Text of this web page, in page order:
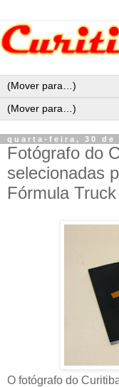
quarta-feira, 30 de
Fotógrafo do
selecionadas
Fórmula Truck
O fotógrafo do